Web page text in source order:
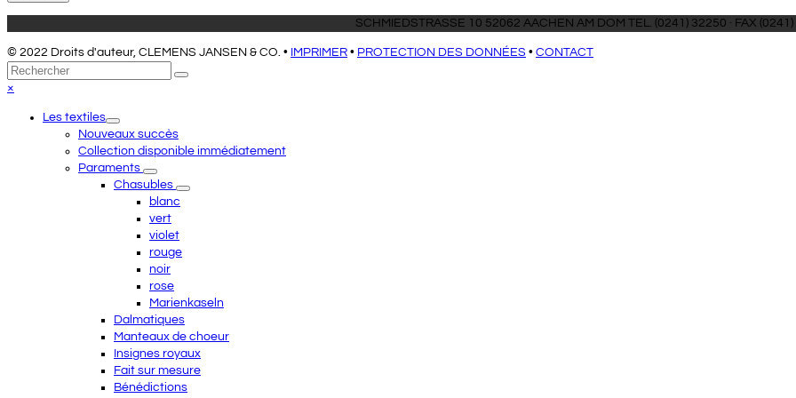
SCHMIEDSTRASSE 10 52062 AACHEN AM DOM TEL. (0241) 32250 · FAX
© 2022 Droits d'auteur, CLEMENS JANSEN & CO. • IMPRIMER • PROTECTION DES DONNÉES • CONTACT
Retour
au
Rechercher
Envoyer
×
menuLes textiles
Nouveaux succès
Collection disponible immédiatement
Paraments
Chasubles
blanc
vert
violet
rouge
noir
rose
Marienkaseln
Dalmatiques
Manteaux de choeur
Insignes royaux
Fait sur mesure
Bénédictions